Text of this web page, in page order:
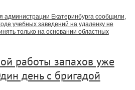
администрации Екатеринбурга сообщили,
учебных заведений на удаленку не
только на основании областных
работы запахов уже
день с бригадой